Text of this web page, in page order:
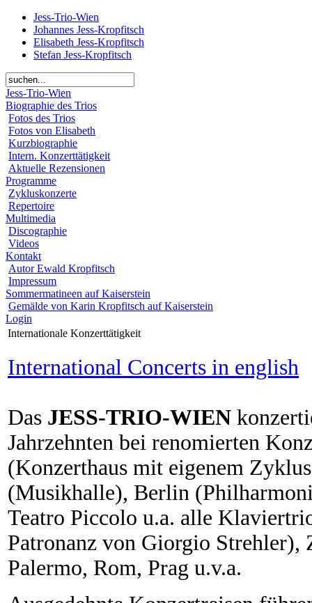
Jess-Trio-Wien
Johannes Jess-Kropfitsch
Elisabeth Jess-Kropfitsch
Stefan Jess-Kropfitsch
Jess-Trio-Wien
Biographie des Trios
Fotos des Trios
Fotos von Elisabeth
Kurzbiographie
Intern. Konzerttätigkeit
Aktuelle Rezensionen
Programme
Zykluskonzerte
Repertoire
Multimedia
Discographie
Videos
Kontakt
Autor Ewald Kropfitsch
Impressum
Sommermatineen auf Kaiserstein
Gemälde von Karin Kropfitsch auf Kaiserstein
Login
Internationale Konzerttätigkeit
International Concerts in english
Das JESS-TRIO-WIEN
Jahrzehnten bei renomierten
(Konzerthaus mit eigenem
(Musikhalle), Berlin
Teatro Piccolo u.a. alle
Patronanz von Giorgio
Palermo, Rom, Prag u.v.a.